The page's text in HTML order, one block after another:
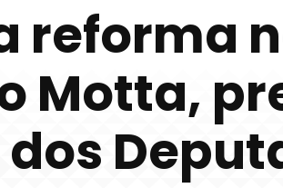
reforma
Motta,